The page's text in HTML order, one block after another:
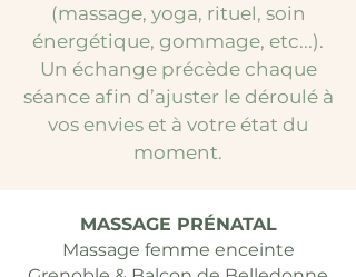
(massage, yoga, rituel, soin
énergétique, gommage, etc...).
Un échange précède chaque
séance afin d’ajuster le déroulé à
vos envies et à votre état du
moment.
MASSAGE PRÉNATAL
​Massage femme enceinte